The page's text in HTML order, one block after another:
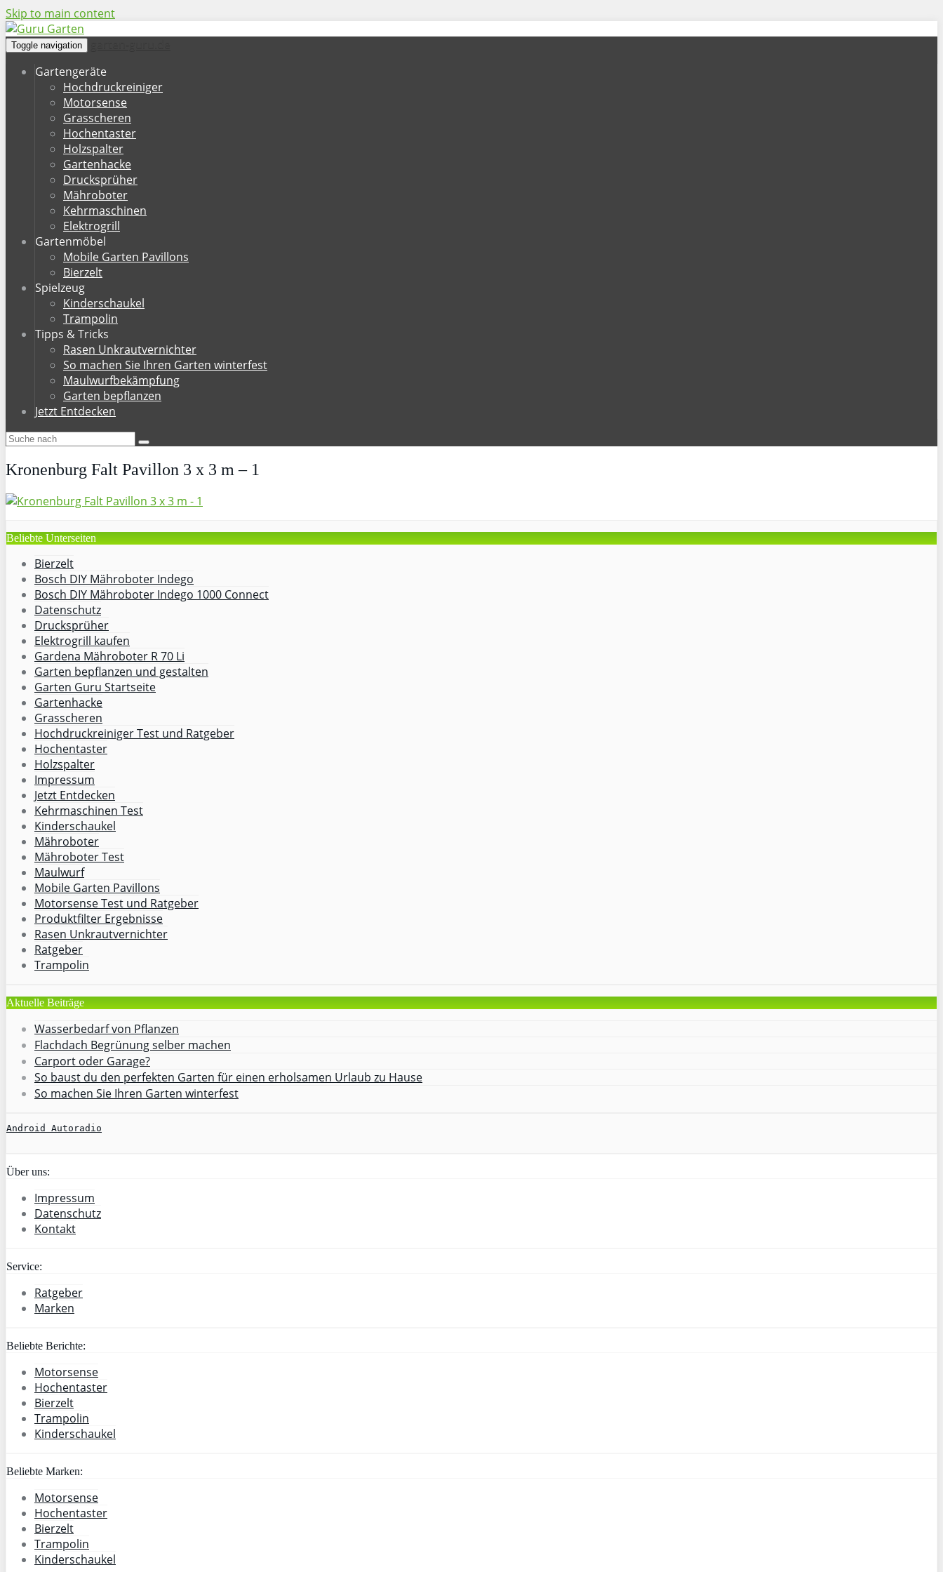
Skip to main content
Toggle navigation
Gartengeräte
Hochdruckreiniger
Motorsense
Grasscheren
Hochentaster
Holzspalter
Gartenhacke
Drucksprüher
Mähroboter
Kehrmaschinen
Elektrogrill
Gartenmöbel
Mobile Garten Pavillons
Bierzelt
Spielzeug
Kinderschaukel
Trampolin
Tipps & Tricks
Rasen Unkrautvernichter
So machen Sie Ihren Garten winterfest
Maulwurfbekämpfung
Garten bepflanzen
Jetzt Entdecken
Kronenburg Falt Pavillon 3 x 3 m – 1
Beliebte Unterseiten
Bierzelt
Bosch DIY Mähroboter Indego
Bosch DIY Mähroboter Indego 1000 Connect
Datenschutz
Drucksprüher
Elektrogrill kaufen
Gardena Mähroboter R 70 Li
Garten bepflanzen und gestalten
Garten Guru Startseite
Gartenhacke
Grasscheren
Hochdruckreiniger Test und Ratgeber
Hochentaster
Holzspalter
Impressum
Jetzt Entdecken
Kehrmaschinen Test
Kinderschaukel
Mähroboter
Mähroboter Test
Maulwurf
Mobile Garten Pavillons
Motorsense Test und Ratgeber
Produktfilter Ergebnisse
Rasen Unkrautvernichter
Ratgeber
Trampolin
Aktuelle Beiträge
Wasserbedarf von Pflanzen
Flachdach Begrünung selber machen
Carport oder Garage?
So baust du den perfekten Garten für einen erholsamen Urlaub zu Hause
So machen Sie Ihren Garten winterfest
Android Autoradio
Über uns:
Impressum
Datenschutz
Kontakt
Service:
Ratgeber
Marken
Beliebte Berichte:
Motorsense
Hochentaster
Bierzelt
Trampolin
Kinderschaukel
Beliebte Marken:
Motorsense
Hochentaster
Bierzelt
Trampolin
Kinderschaukel